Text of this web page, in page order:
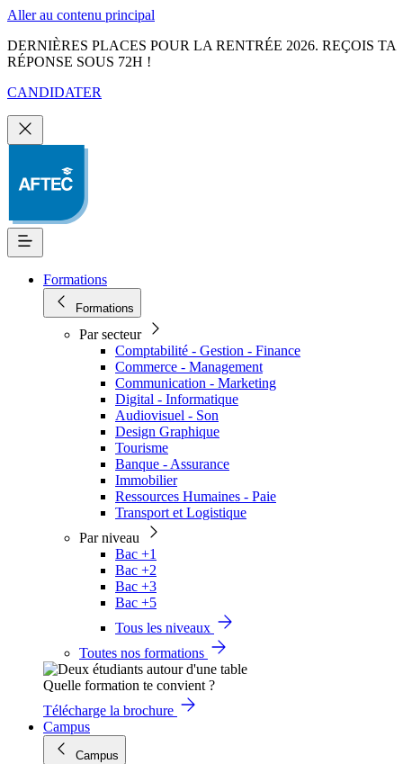
Aller au contenu principal
DERNIÈRES PLACES POUR LA RENTRÉE 2026. REÇOIS TA
RÉPONSE SOUS 72H !
CANDIDATER
Formations
Formations
Par secteur
Comptabilité - Gestion - Finance
Commerce - Management
Communication - Marketing
Digital - Informatique
Audiovisuel - Son
Design Graphique
Tourisme
Banque - Assurance
Immobilier
Ressources Humaines - Paie
Transport et Logistique
Par niveau
Bac +1
Bac +2
Bac +3
Bac +5
Tous les niveaux
Toutes nos formations
Quelle formation te convient ?
Télécharge la brochure
Campus
Campus